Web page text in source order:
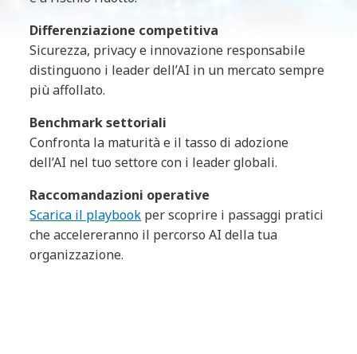
Differenziazione competitiva
Sicurezza, privacy e innovazione responsabile
distinguono i leader dell’AI in un mercato sempre
più affollato.
Benchmark settoriali
Confronta la maturità e il tasso di adozione
dell’AI nel tuo settore con i leader globali.
Raccomandazioni operative
Scarica il playbook per scoprire i passaggi pratici
che accelereranno il percorso AI della tua
organizzazione.